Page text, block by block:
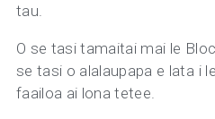
tau.
O se tasi tamaitai mai le
se tasi o alalaupapa e lata i
faailoa ai lona tetee.